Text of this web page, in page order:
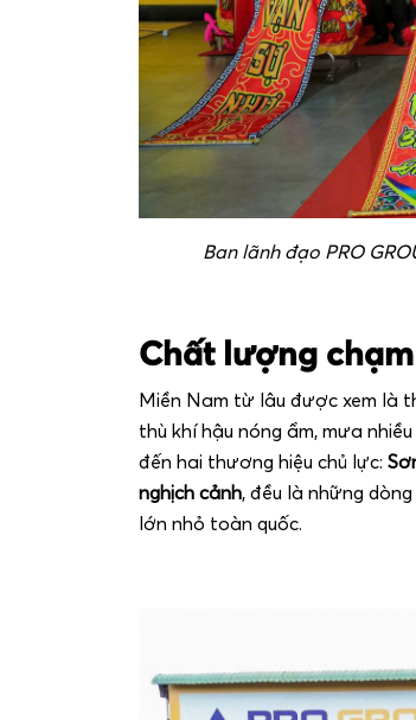
Ban lãnh đạo PRO
Chất lượng
Miền Nam từ lâu được xem là
thù khí hậu nóng ẩm, mưa
đến hai thương hiệu chủ lực:
nghịch cảnh, đều là những
lớn nhỏ toàn quốc.